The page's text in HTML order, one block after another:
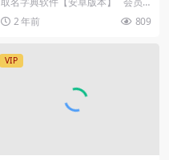
可免费获取全站资源，立即开通会
员 2 年前 809
VIP